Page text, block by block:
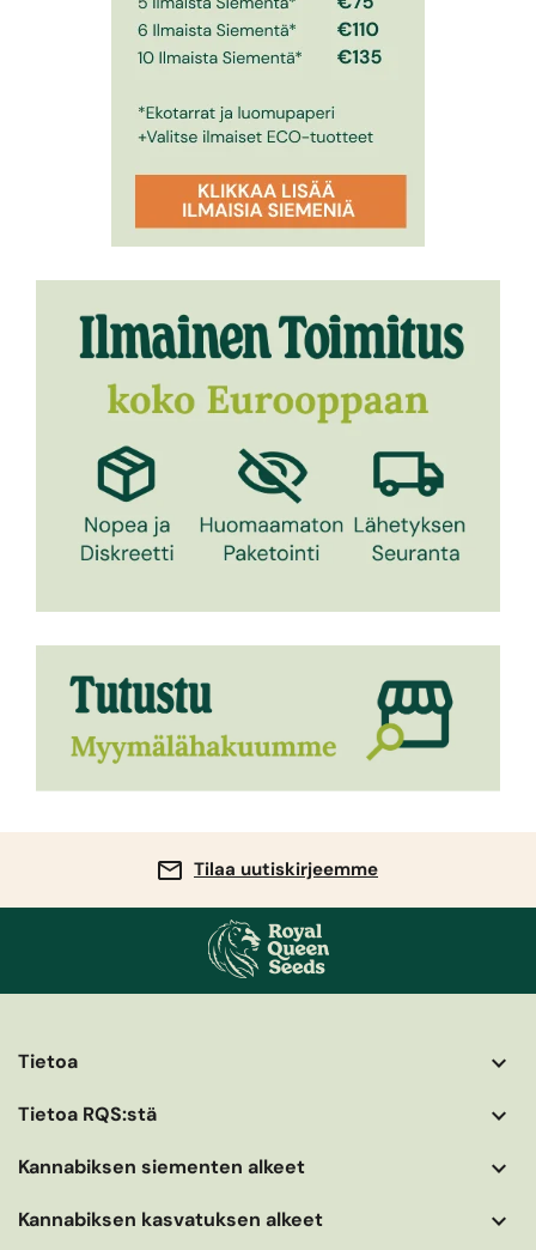
Tilaa uutiskirjeemme
More
info
Tietoa
Tietoa RQS:stä
Kannabiksen siementen alkeet
Kannabiksen kasvatuksen alkeet